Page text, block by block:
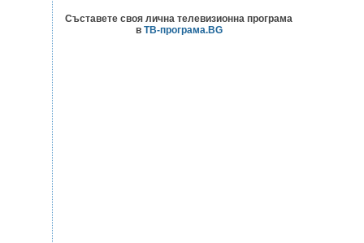
Съставете своя лична телевизионна програма
в ТВ-програма.BG